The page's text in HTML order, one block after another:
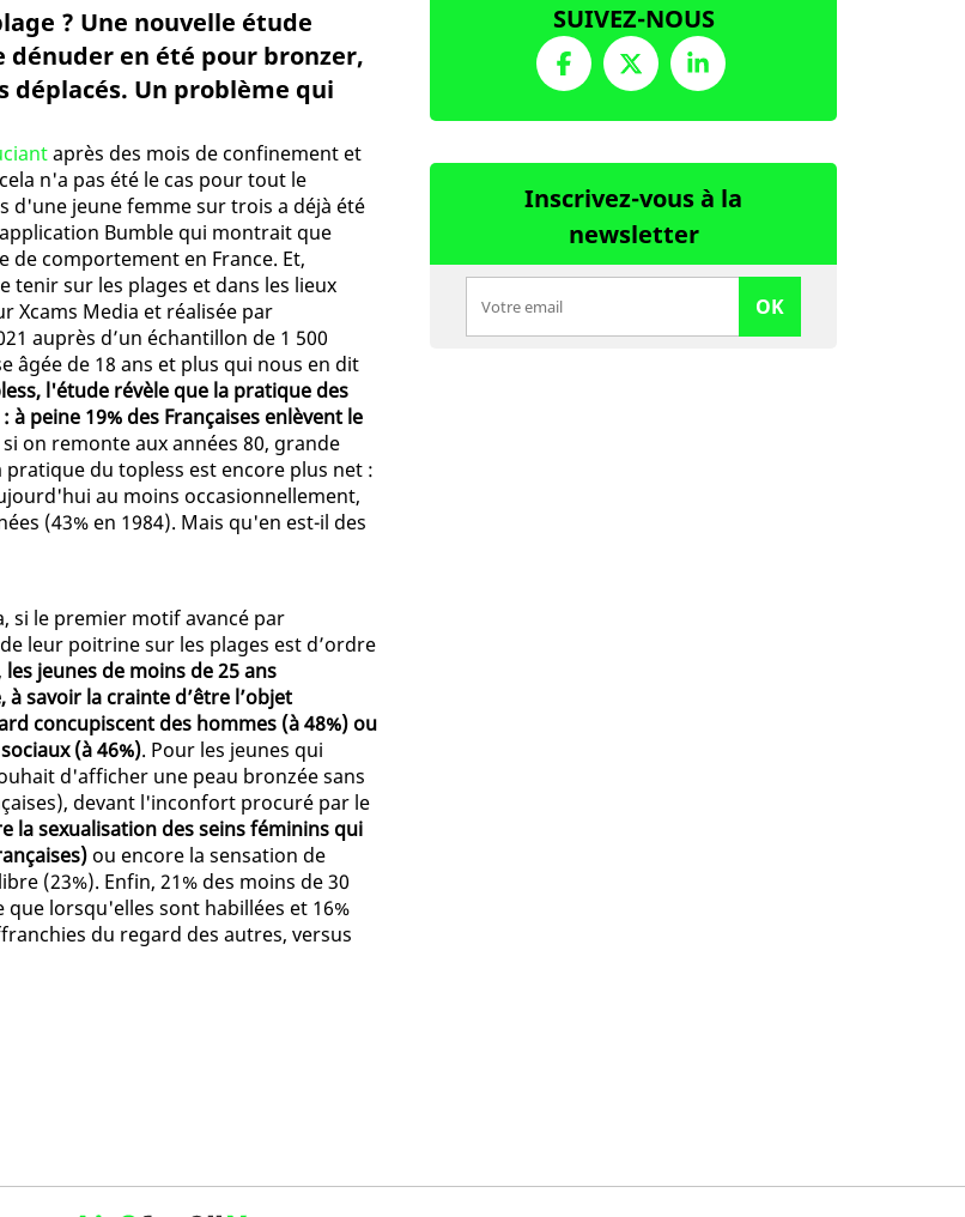
? Une nouvelle étude
dénuder en été pour bronzer,
Un problème qui
après des mois de confinement et
n'a pas été le cas pour tout le
d'une jeune femme sur trois a déjà été
Bumble qui montrait que
de comportement en France. Et,
tenir sur les plages et dans les lieux
Xcams Media et réalisée par
auprès d’un échantillon de 1 500
de 18 ans et plus qui nous en dit
l'étude révèle que la pratique des
peine 19% des Françaises enlèvent le
si on remonte aux années 80, grande
du topless est encore plus net :
au moins occasionnellement,
(43% en 1984). Mais qu'en est-il des
si le premier motif avancé par
leur poitrine sur les plages est d’ordre
les jeunes de moins de 25 ans
savoir la crainte d’être l’objet
concupiscent des hommes (à 48%) ou
(à 46%). Pour les jeunes qui
d'afficher une peau bronzée sans
devant l'inconfort procuré par le
la sexualisation des seins féminins qui
ou encore la sensation de
(23%). Enfin, 21% des moins de 30
lorsqu'elles sont habillées et 16%
du regard des autres, versus
SUIVEZ-NOUS
Inscrivez-vous à la
newsletter
OK